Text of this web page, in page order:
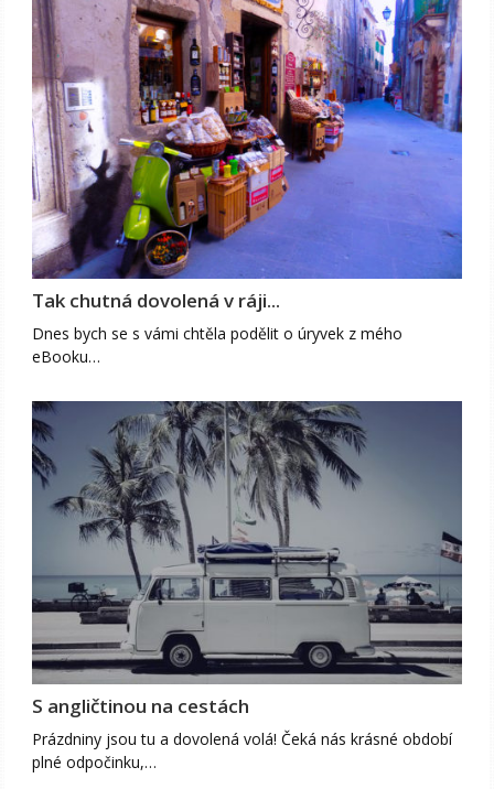
Tak chutná dovolená v ráji...
Dnes bych se s vámi chtěla podělit o úryvek z mého
eBooku…
S angličtinou na cestách
Prázdniny jsou tu a dovolená volá! Čeká nás krásné období
plné odpočinku,…